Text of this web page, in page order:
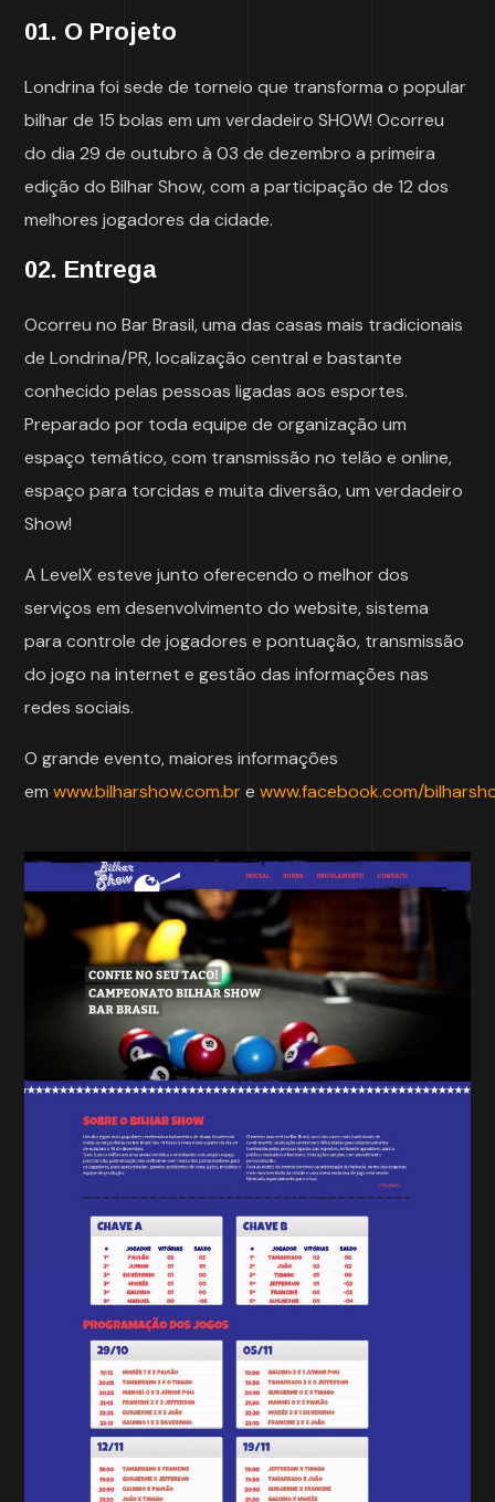
01. O Projeto
Londrina foi sede de torneio que transforma o popular
bilhar de 15 bolas em um verdadeiro SHOW! Ocorreu
do dia 29 de outubro à 03 de dezembro a primeira
edição do Bilhar Show, com a participação de 12 dos
melhores jogadores da cidade.
02. Entrega
Ocorreu no Bar Brasil, uma das casas mais tradicionais
de Londrina/PR, localização central e bastante
conhecido pelas pessoas ligadas aos esportes.
Preparado por toda equipe de organização um
espaço temático, com transmissão no telão e online,
espaço para torcidas e muita diversão, um verdadeiro
Show!
A LevelX esteve junto oferecendo o melhor dos
serviços em desenvolvimento do website, sistema
para controle de jogadores e pontuação, transmissão
do jogo na internet e gestão das informações nas
redes sociais.
O grande evento, maiores informações
em www.bilharshow.com.br e www.facebook.com/